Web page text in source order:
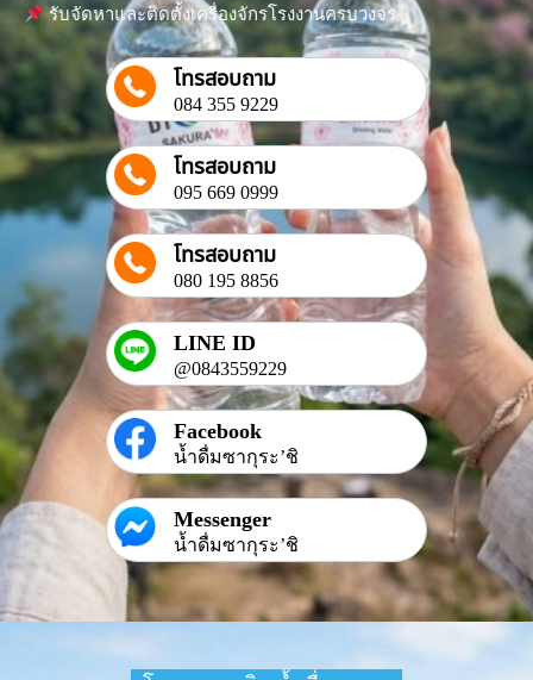
รับจัดหาและติดตั้งเครื่องจักรโรงงานครบวงจร
โทรสอบถาม
084 355 9229
โทรสอบถาม
095 669 0999
โทรสอบถาม
080 195 8856
LINE ID
@0843559229
Facebook
น้ำดื่มซากุระ’ชิ
Messenger
น้ำดื่มซากุระ’ชิ